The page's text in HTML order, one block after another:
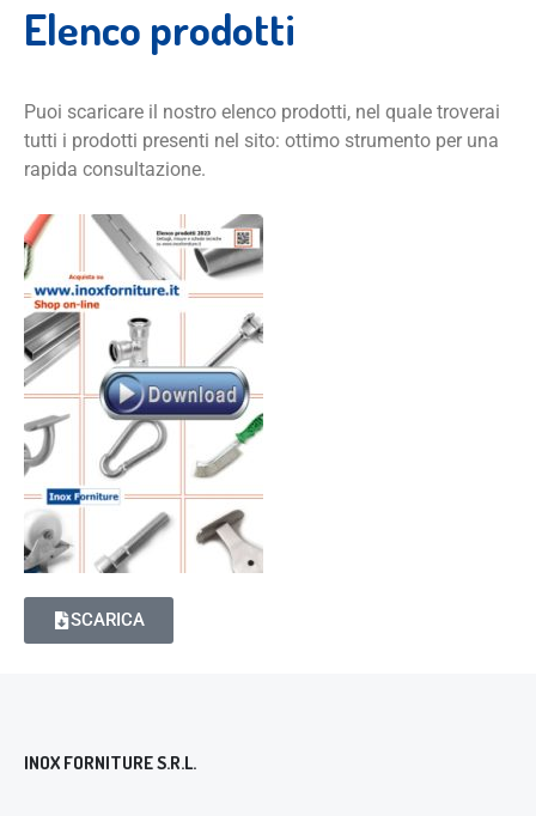
Elenco prodotti
Puoi scaricare il nostro elenco prodotti, nel quale troverai
tutti i prodotti presenti nel sito: ottimo strumento per una
rapida consultazione.
SCARICA
INOX FORNITURE S.R.L.